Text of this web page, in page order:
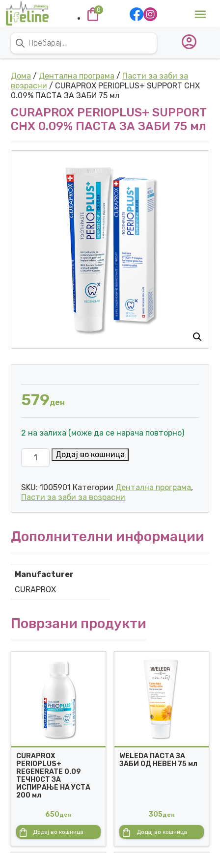
Skip to content
Main Navigation
0
Дома / Дентална програма / Пасти за заби за
возрасни / CURAPROX PERIOPLUS+ SUPPORT CHX
0.09% ПАСТА ЗА ЗАБИ 75 мл
CURAPROX PERIOPLUS+ SUPPORT
CHX 0.09% ПАСТА ЗА ЗАБИ 75 мл
579ден
2 на залиха (може да се нарача повторно)
CURAPROX PERIOPLUS+ SUPPORT CHX 0.09%
Додај во кошница
SKU: 1005901 Категории Дентална програма,
Пасти за заби за возрасни
Дополнителни информации
Manufacturer
CURAPROX
Поврзани продукти
CURAPROX
PERIOPLUS+
REGENERATE 0.09
ТЕЧНОСТ ЗА
ИСПИРАЊЕ НА УСТА
200 мл
650ден
Додај во кошница
WELEDA ПАСТА ЗА
ЗАБИ ОД НЕВЕН 75 мл
305ден
Додај во кошница